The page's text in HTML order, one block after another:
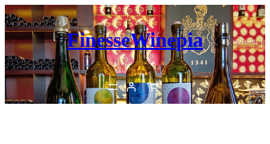
内
容
を
ス
キ
ッ
プ
FinesseWinepia